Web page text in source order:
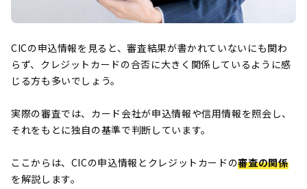
CICの申込情報を見ると、審査結果が書かれていないにも関わ
らず、クレジットカードの合否に大きく関係しているように感
じる方も多いでしょう。
実際の審査では、カード会社が申込情報や信用情報を照会し、
それをもとに独自の基準で判断しています。
ここからは、CICの申込情報とクレジットカードの審査の関係
を解説します。